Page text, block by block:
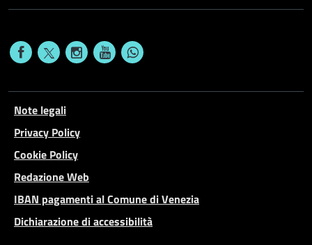
Note legali
Privacy Policy
Cookie Policy
Redazione Web
IBAN pagamenti al Comune di Venezia
Dichiarazione di accessibilità